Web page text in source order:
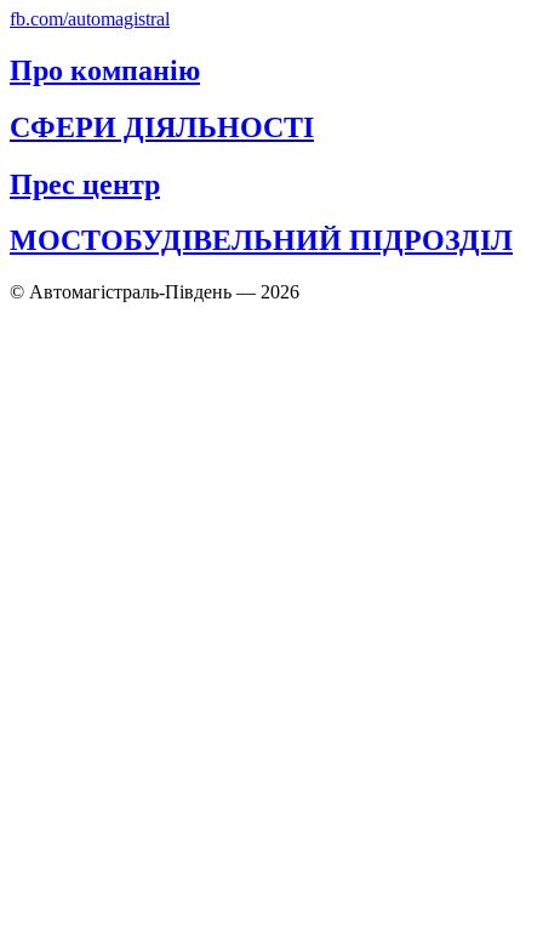
fb.com/automagistral
Про компанію
СФЕРИ ДІЯЛЬНОСТІ
Прес центр
МОСТОБУДІВЕЛЬНИЙ ПІДРОЗДІЛ
© Автомагістраль-Південь — 2026